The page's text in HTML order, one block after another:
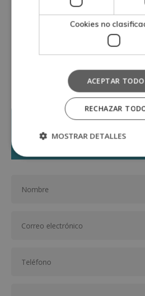
consultar en la web del
en el Instituto Nacional de
*Este curso no conduce a la
Solicita
Cookies no
ACEPTAR TODO
RECHAZAR
MOSTRAR DETALLES